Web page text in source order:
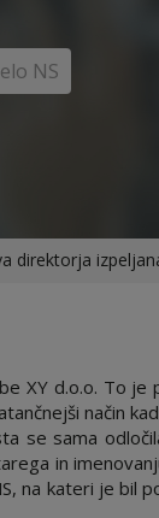
NS
direktorja
XY d.o.o. To
način
se sama
in
na kateri je